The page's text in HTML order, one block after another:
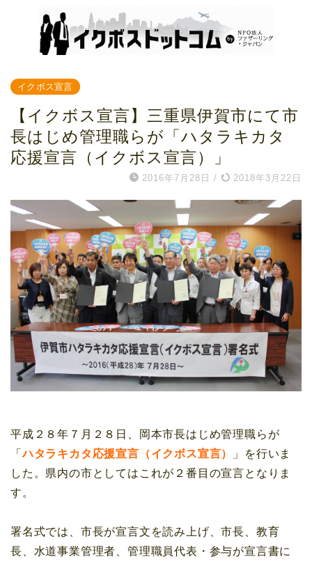
イクボス宣言
【イクボス宣言】三重県伊賀市にて市
長はじめ管理職らが「ハタラキカタ
応援宣言（イクボス宣言）」
2016年7月28日 / 2018年3月22日
平成２８年７月２８日、岡本市長はじめ管理職らが
「ハタラキカタ応援宣言（イクボス宣言）
」を行いま
した。県内の市としてはこれが２番目の宣言となりま
す。
署名式では、市長が宣言文を読み上げ、市長、教育
長、水道事業管理者、管理職員代表・参与が宣言書に